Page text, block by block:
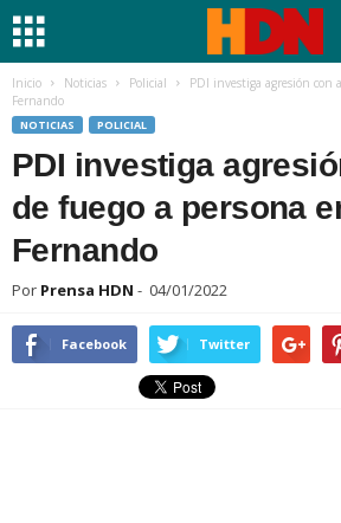
Inicio Noticias Policial
PDI investiga agresión con
Fernando
NOTICIAS POLICIAL
PDI investiga
de fuego a persona
Fernando
Por Prensa HDN - 04/01/2022
Facebook Twitter